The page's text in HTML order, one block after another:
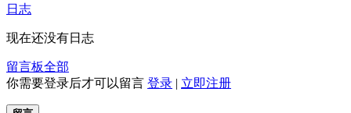
日志
现在还没有日志
留言板全部
你需要登录后才可以留言 登录 | 立即注册